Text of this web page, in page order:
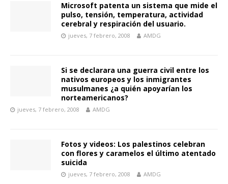
Microsoft patenta un sistema que mide el
pulso, tensión, temperatura, actividad
cerebral y respiración del usuario.
jueves, 7 febrero, 2008 AMDG
Si se declarara una guerra civil entre los
nativos europeos y los inmigrantes
musulmanes ¿a quién apoyarían los
norteamericanos?
jueves, 7 febrero, 2008 AMDG
Fotos y videos: Los palestinos celebran
con flores y caramelos el último atentado
suicida
jueves, 7 febrero, 2008 AMDG